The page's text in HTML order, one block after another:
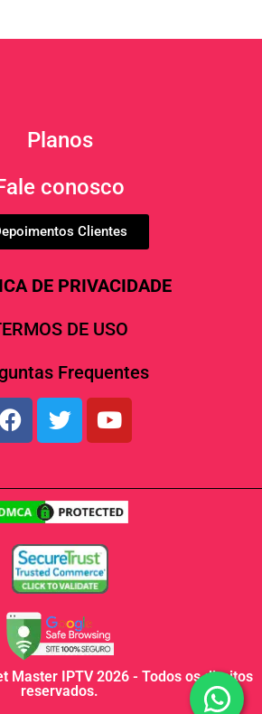
Planos
conosco
Clientes
DE PRIVACIDADE
DE USO
Frequentes
Master IPTV 2026 - Todos os direitos
reservados.